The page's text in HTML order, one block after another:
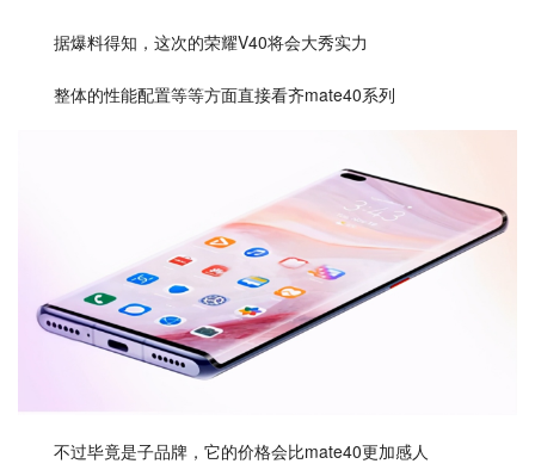
据爆料得知，这次的荣耀V40将会大秀实力
整体的性能配置等等方面直接看齐mate40系列
不过毕竟是子品牌，它的价格会比mate40更加感人